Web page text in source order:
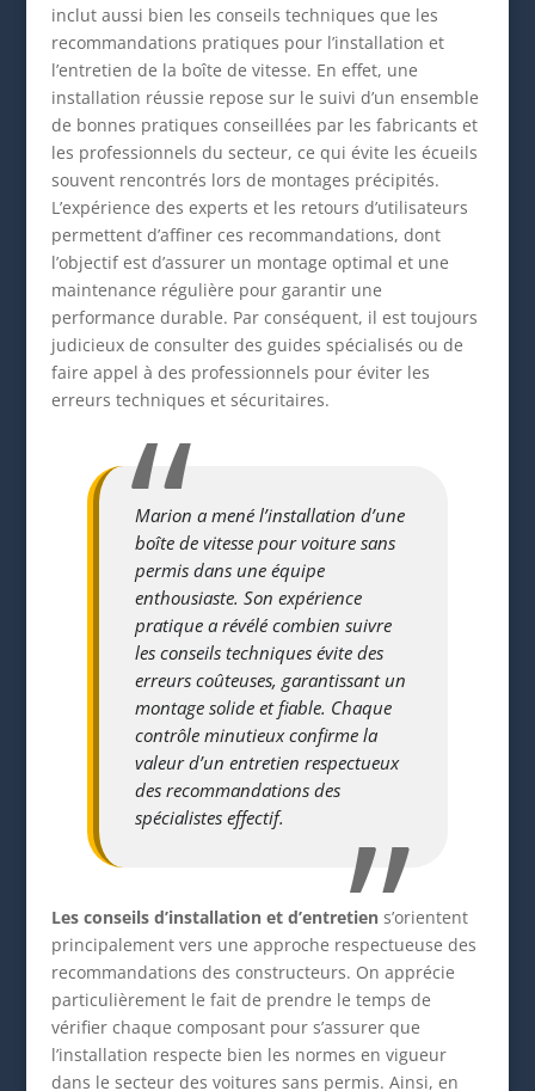
inclut aussi bien les conseils techniques que les
recommandations pratiques pour l’installation et
l’entretien de la boîte de vitesse. En effet, une
installation réussie repose sur le suivi d’un ensemble
de bonnes pratiques conseillées par les fabricants et
les professionnels du secteur, ce qui évite les écueils
souvent rencontrés lors de montages précipités.
L’expérience des experts et les retours d’utilisateurs
permettent d’affiner ces recommandations, dont
l’objectif est d’assurer un montage optimal et une
maintenance régulière pour garantir une
performance durable. Par conséquent, il est toujours
judicieux de consulter des guides spécialisés ou de
faire appel à des professionnels pour éviter les
erreurs techniques et sécuritaires.
Marion a mené l’installation d’une
boîte de vitesse pour voiture sans
permis dans une équipe
enthousiaste. Son expérience
pratique a révélé combien suivre
les conseils techniques évite des
erreurs coûteuses, garantissant un
montage solide et fiable. Chaque
contrôle minutieux confirme la
valeur d’un entretien respectueux
des recommandations des
spécialistes effectif.
Les conseils d’installation et d’entretiens’orientent
principalement vers une approche respectueuse des
recommandations des constructeurs. On apprécie
particulièrement le fait de prendre le temps de
vérifier chaque composant pour s’assurer que
l’installation respecte bien les normes en vigueur
dans le secteur des voitures sans permis. Ainsi, en